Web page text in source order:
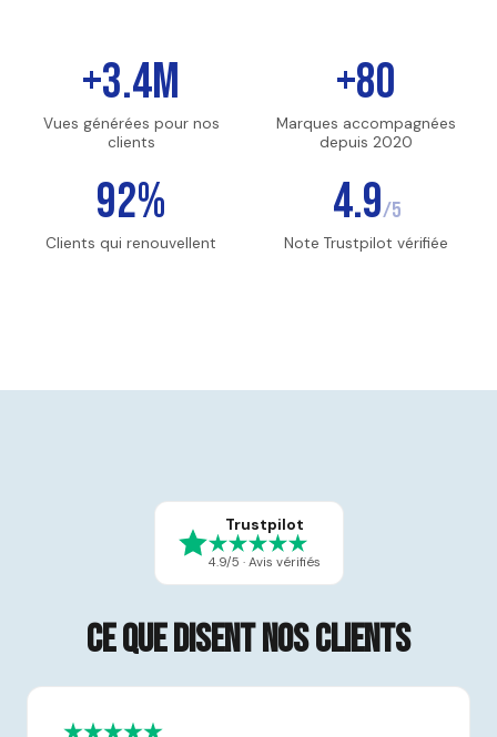
+3.4M
Vues générées pour nos
clients
+80
Marques accompagnées
depuis 2020
92%
Clients qui renouvellent
4.9/5
Note Trustpilot vérifiée
Trustpilot
4.9/5 · Avis vérifiés
Ce que disent nos clients